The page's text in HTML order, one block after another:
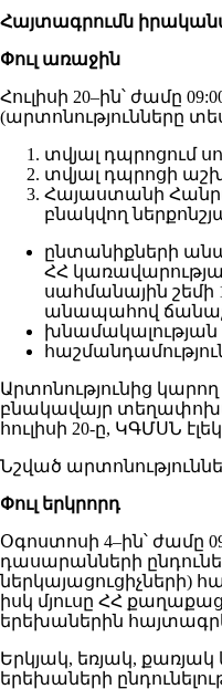
Հայտագրումն
Փուլ առաջին
Հուլիսի 20–ին՝ ժամը
(արտոնությունները
տվյալ դպրոցում
տվյալ դպրոցի
Հայաստանի
բնակվող
ընտանիքների
ՀՀ
սահմանային
անապահով
Արտոնությունից
բնակավայր
հուլիսի 20-ը, ԿԳՄՍՆ
Նշված
Փուլ երկրորդ
Օգոստոսի 4–ին՝ ժամը
դասարանների
ներկայացուցիչների)
իսկ մյուսը ՀՀ
երեխաներին
Երկյակ, եռյակ,
երեխաների